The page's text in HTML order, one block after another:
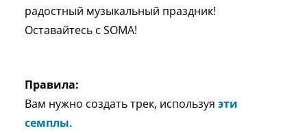
радостный музыкальный праздник!
Оставайтесь с SOMA!
Правила:
Вам нужно создать трек, используя эти
семплы.